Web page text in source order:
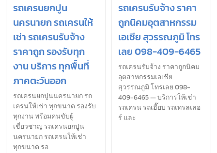
รถเครนยกปูน
นครนายก รถเครนให้
เช่า รถเครนรับจ้าง
ราคาถูก รองรับทุก
งาน บริการ ทุกพื้นที่
ภาคตะวันออก
รถเครนยกปูนนครนายก รถ
เครนให้เช่า ทุกขนาด รองรับ
ทุกงาน พร้อมคนขับผู้
เชี่ยวชาญ รถเครนยกปูน
นครนายก รถเครนให้เช่า
ทุกขนาด รอ
รถเครนรับจ้าง ราคา
ถูกนิคมอุตสาหกรรม
เอเชีย สุวรรณภูมิ โทร
เลย 098-409-6465
รถเครนรับจ้าง ราคาถูกนิคม
อุตสาหกรรมเอเชีย
สุวรรณภูมิ โทรเลย 098-
409-6465 — บริการให้เช่า
รถเครน รถเฮี๊ยบ รถเทรลเลอ
ร์ และ